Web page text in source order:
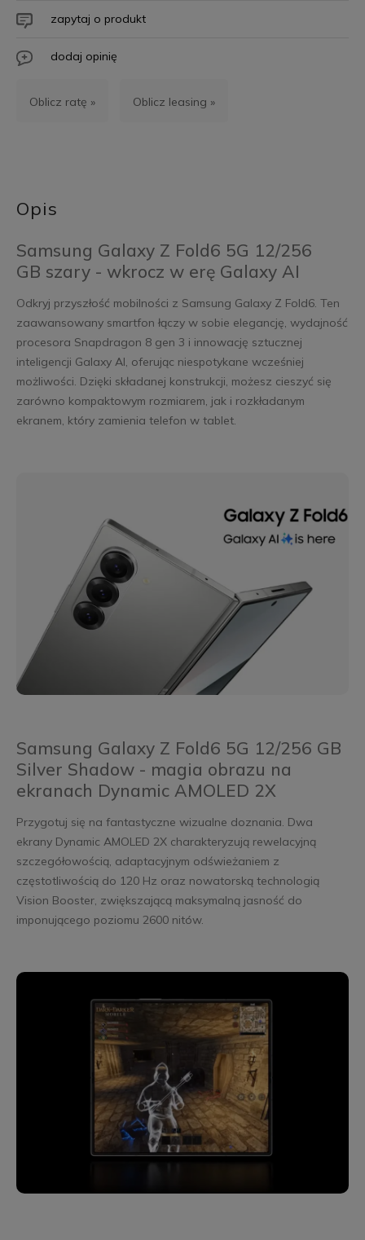
zapytaj o produkt
dodaj opinię
Oblicz ratę » Oblicz leasing »
Opis
Samsung Galaxy Z Fold6 5G 12/256
GB szary - wkrocz w erę Galaxy AI
Odkryj przyszłość mobilności z Samsung Galaxy Z Fold6. Ten
zaawansowany smartfon łączy w sobie elegancję, wydajność
procesora Snapdragon 8 gen 3 i innowację sztucznej
inteligencji Galaxy AI, oferując niespotykane wcześniej
możliwości. Dzięki składanej konstrukcji, możesz cieszyć się
zarówno kompaktowym rozmiarem, jak i rozkładanym
ekranem, który zamienia telefon w tablet.
Samsung Galaxy Z Fold6 5G 12/256 GB
Silver Shadow - magia obrazu na
ekranach Dynamic AMOLED 2X
Przygotuj się na fantastyczne wizualne doznania. Dwa
ekrany Dynamic AMOLED 2X charakteryzują rewelacyjną
szczegółowością, adaptacyjnym odświeżaniem z
częstotliwością do 120 Hz oraz nowatorską technologią
Vision Booster, zwiększającą maksymalną jasność do
imponującego poziomu 2600 nitów.